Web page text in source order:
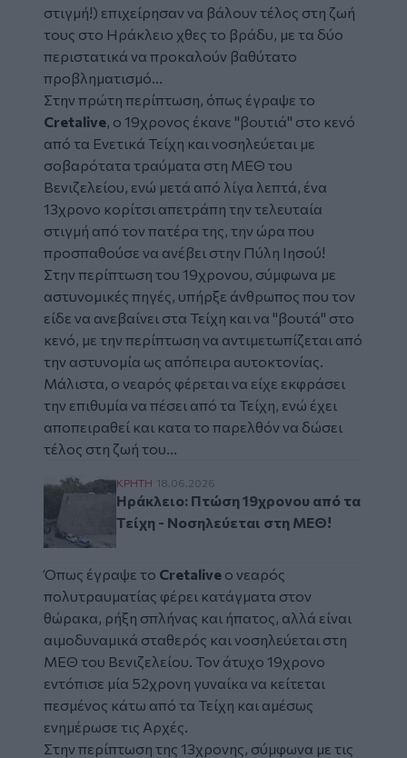
στιγμή!) επιχείρησαν να βάλουν τέλος στη ζωή
τους στο Ηράκλειο χθες το βράδυ, με τα δύο
περιστατικά να προκαλούν βαθύτατο
προβληματισμό...
Στην πρώτη περίπτωση, όπως έγραψε το
Cretalive, ο 19χρονος έκανε "βουτιά" στο κενό
από τα Ενετικά Τείχη και νοσηλεύεται με
σοβαρότατα τραύματα στη ΜΕΘ του
Βενιζελείου, ενώ μετά από λίγα λεπτά, ένα
13χρονο κορίτσι απετράπη την τελευταία
στιγμή από τον πατέρα της, την ώρα που
προσπαθούσε να ανέβει στην Πύλη Ιησού!
Στην περίπτωση του 19χρονου, σύμφωνα με
αστυνομικές πηγές, υπήρξε άνθρωπος που τον
είδε να ανεβαίνει στα Τείχη και να "βουτά" στο
κενό, με την περίπτωση να αντιμετωπίζεται από
την αστυνομία ως απόπειρα αυτοκτονίας.
Μάλιστα, ο νεαρός φέρεται να είχε εκφράσει
την επιθυμία να πέσει από τα Τείχη, ενώ έχει
αποπειραθεί και κατα το παρελθόν να δώσει
τέλος στη ζωή του...
Ηράκλειο: Πτώση 19χρονου από τα Τείχη
ΚΡΗΤΗ 18.06.2026
Ηράκλειο: Πτώση 19χρονου από τα
Τείχη - Νοσηλεύεται στη ΜΕΘ!
Όπως έγραψε το Cretalive ο νεαρός
πολυτραυματίας φέρει κατάγματα στον
θώρακα, ρήξη σπλήνας και ήπατος, αλλά είναι
αιμοδυναμικά σταθερός και νοσηλεύεται στη
ΜΕΘ του Βενιζελείου. Τον άτυχο 19χρονο
εντόπισε μία 52χρονη γυναίκα να κείτεται
πεσμένος κάτω από τα Τείχη και αμέσως
ενημέρωσε τις Αρχές.
Στην περίπτωση της 13χρονης, σύμφωνα με τις